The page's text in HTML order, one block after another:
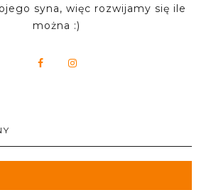
syna, więc rozwijamy się ile
można :)